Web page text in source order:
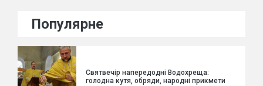
Популярне
Святвечір напередодні Водохреща:
голодна кутя, обряди, народні прикмети